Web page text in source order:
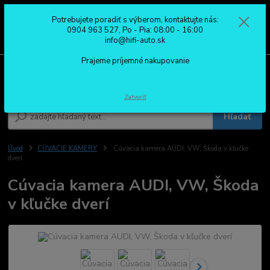
Hľadať
0904 963 527
Po - Pia: 08:00 - 16:00
Úvod CÚVACIE KAMERY
Cúvacia kamera AUDI, VW, Škoda v kľučke
dverí
Cúvacia kamera AUDI, VW, Škoda
v kľučke dverí
Potrebujete poradiť s výberom, kontaktujte nás:
0904 963 527, Po - Pia: 08:00 - 16:00
info@hifi-auto.sk
Prajeme príjemné nakupovanie
Zatvoriť